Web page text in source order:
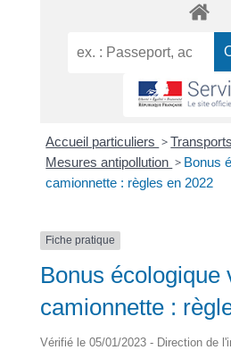
Accueil particuliers >
Mesures antipollution > Bonus
camionnette : règles en 2022
Fiche pratique
Bonus écologique
camionnette :
Vérifié le 05/01/2023 - Direction de